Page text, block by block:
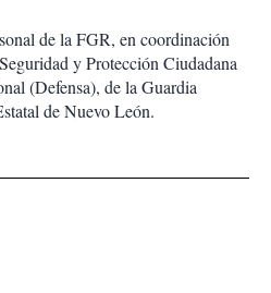
de la FGR, en coordinación
y Protección Ciudadana
(Defensa), de la Guardia
de Nuevo León.